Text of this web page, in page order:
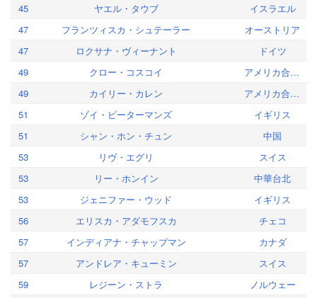
45
ヤエル・タウブ
イスラエル
47
フランツィスカ・シュテーラー
オーストリア
47
ロクサナ・ヴィーナント
ドイツ
49
クロー・コスコイ
アメリカ合衆国
49
カイリー・カレン
アメリカ合衆国
51
ゾイ・ピーターマンズ
イギリス
51
シャン・ホン・チュン
中国
53
リヴ・エグリ
スイス
53
リー・ホンイン
中華台北
53
ジェニファー・ウッド
イギリス
56
エリスカ・アダモフスカ
チェコ
57
インディアナ・チャップマン
カナダ
57
アンドレア・キューミン
スイス
59
レジーン・ストラ
ノルウェー